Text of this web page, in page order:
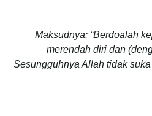
Maksudnya: “Berdoalah
merendah diri dan
Sesungguhnya Allah tidak